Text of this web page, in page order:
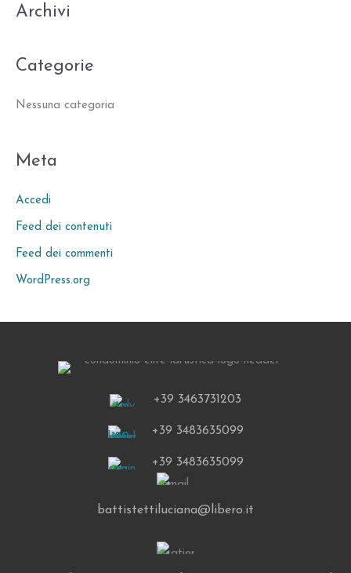
Archivi
Categorie
Nessuna categoria
Meta
Accedi
Feed dei contenuti
Feed dei commenti
WordPress.org
+39 3463731203
+39 3483635099
+39 3483635099
battistettiluciana@libero.it